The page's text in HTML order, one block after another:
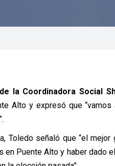
la Coordinadora Social
Alto y expresó que
Toledo señaló que “el
en Puente Alto y haber dado